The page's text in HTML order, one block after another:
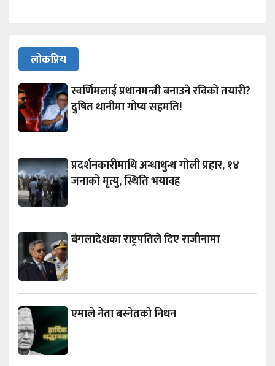
लोकप्रिय
स्वर्णिमलाई प्रधानमन्त्री बनाउने रविको तयारी?
दुषित थानीमा गोप्य सहमति!
प्रदर्शनकारीमाथि अन्धाधुन्ध गोली प्रहार, १४
जनाको मृत्यु, स्थिति भयावह
बंगलादेशका राष्ट्रपतिले दिए राजीनामा
एमाले नेता बस्नेतको निधन